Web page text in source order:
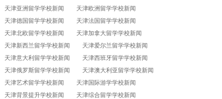
天津亚洲留学学校新闻
天津欧洲留学学校新闻
天津德国留学学校新闻
天津法国留学学校新闻
天津北欧留学学校新闻
天津加拿大留学学校新闻
天津新西兰留学学校新闻
天津爱尔兰留学学校新闻
天津意大利留学学校新闻
天津西班牙留学学校新闻
天津俄罗斯留学学校新闻
天津澳大利亚留学学校新闻
天津艺术留学学校新闻
天津国际游学学校新闻
天津背景提升学校新闻
天津综合留学学校新闻